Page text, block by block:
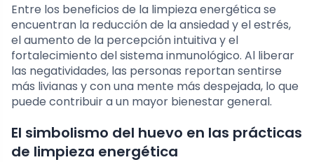
Entre los beneficios de la limpieza energética se
encuentran la reducción de la ansiedad y el estrés,
el aumento de la percepción intuitiva y el
fortalecimiento del sistema inmunológico. Al liberar
las negatividades, las personas reportan sentirse
más livianas y con una mente más despejada, lo que
puede contribuir a un mayor bienestar general.
El simbolismo del huevo en las prácticas
de limpieza energética